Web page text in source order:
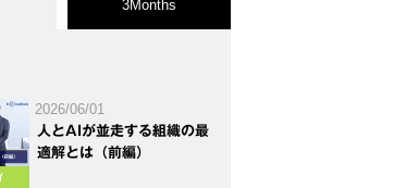
3Months
2026/06/01
人とAIが並走する組織の最
適解とは（前編）